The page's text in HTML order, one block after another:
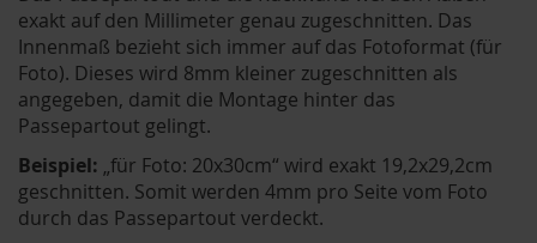
exakt auf den Millimeter genau zugeschnitten. Das
Innenmaß bezieht sich immer auf das Fotoformat (für
Foto). Dieses wird 8mm kleiner zugeschnitten als
angegeben, damit die Montage hinter das
Passepartout gelingt.
Beispiel: „für Foto: 20x30cm“ wird exakt 19,2x29,2cm
geschnitten. Somit werden 4mm pro Seite vom Foto
durch das Passepartout verdeckt.